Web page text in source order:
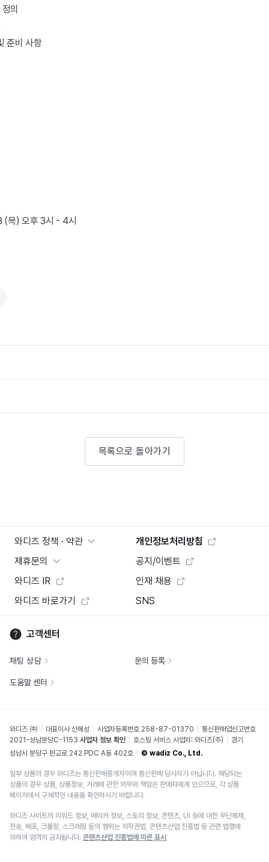
의
준비 사항
(목) 오후 3시 - 4시
목록으로 돌아가기
와디즈 정책 · 약관
개인정보처리방침
제휴문의
공지/이벤트
와디즈 IR
인재 채용
와디즈 바로가기
SNS
고객센터
채팅 상담 문의 등록
도움말 센터
와디즈 ㈜ 대표이사 신혜성 사업자등록번호 258-87-01370
통신판매업신고번호
2021-성남분당C-1153 사업자 정보 확인 호스팅 서비스 사업자: 와디즈(주)
경기
성남시 분당구 판교로 242 PDC A동 402호
© wadiz Co., Ltd.
일부 상품의 경우 와디즈는 통신판매중개자이며 통신판매 당사자가 아닙니다. 해당되는
상품의 경우 상품, 상품정보, 거래에 관한 의무와 책임은 판매자에게 있으므로, 각 상품
페이지에서 구체적인 내용을 확인하시기 바랍니다.
와디즈 사이트의 리워드 정보, 메이커 정보, 스토리 정보, 콘텐츠, UI 등에 대한 무단복제,
전송, 배포, 크롤링, 스크래핑 등의 행위는 저작권법, 콘텐츠산업 진흥법 등 관련 법령에
의하여 엄격히 금지됩니다. 콘텐츠산업 진흥법에 따른 표시